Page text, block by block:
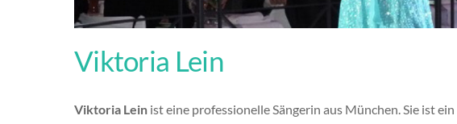
Viktoria Lein
Viktoria Lein ist eine professionelle Sängerin aus München. Sie ist